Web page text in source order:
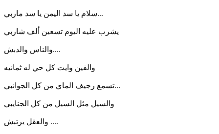
سلام يا سد اليمن يا سد ماربي...
يشرب عليه اليوم تسعين ألف شاربي
والناس والدبش....
والفين وايت كل حي له ثمانيه
تسمع رجيف الماي من كل الجوانبي...
والسيل مثل السيل من كل الجنايبي
والعقل يرتبش ....